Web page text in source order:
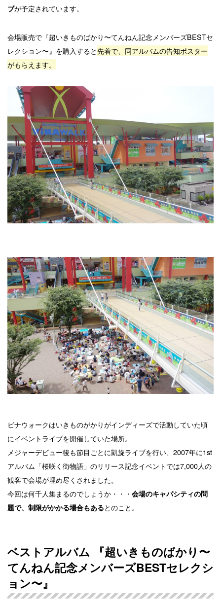
ブが予定されています。
会場販売で『超いきものばかり〜てんねん記念メンバーズBESTセ
レクション〜』を購入すると先着で、同アルバムの告知ポスター
がもらえます。
ビナウォークはいきものがかりがインディーズで活動していた頃
にイベントライブを開催していた場所。
メジャーデビュー後も節目ごとに凱旋ライブを行い、2007年に1st
アルバム「桜咲く街物語」のリリース記念イベントでは7,000人の
観客で会場が埋め尽くされました。
今回は何千人集まるのでしょうか・・・ 会場のキャパシティの問
題で、制限がかかる場合もあるとのこと。
ベストアルバム 『超いきものばかり〜
てんねん記念メンバーズBESTセレクシ
ョン〜』